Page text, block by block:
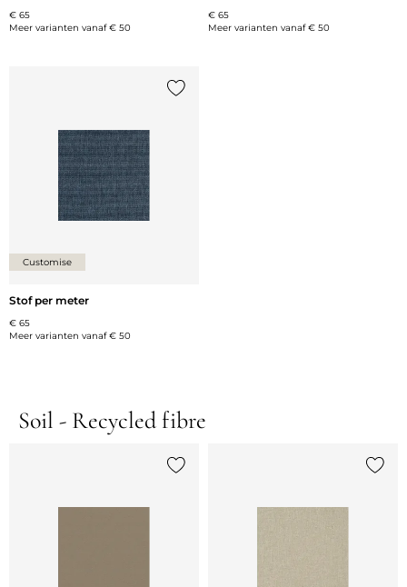
€ 65
Meer varianten vanaf€ 50
€ 65
Meer varianten vanaf€ 50
Customise
Stof per meter
€ 65
Meer varianten vanaf€ 50
Soil - Recycled fibre